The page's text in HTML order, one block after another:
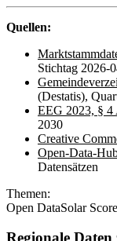
Quellen:
Stichtag 2026-
(Destatis),
EEG 2023, § 4
2030
Creative
Open-Data-
Datensätzen
Themen:
Open DataSolar Score